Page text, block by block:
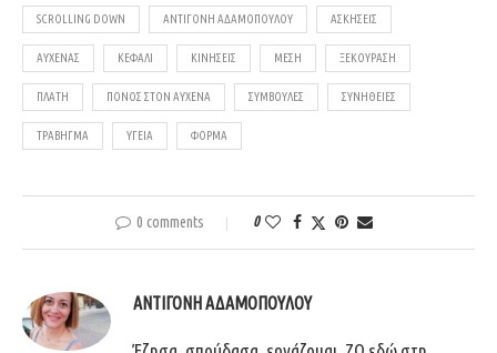
SCROLLING DOWN ΑΝΤΙΓΌΝΗ ΑΔΑΜΟΠΟΎΛΟΥ ΑΣΚΉΣΕΙΣ
ΑΥΧΈΝΑΣ ΚΕΦΆΛΙ ΚΙΝΉΣΕΙΣ ΜΈΣΗ ΞΕΚΟΎΡΑΣΗ
ΠΛΆΤΗ ΠΌΝΟΣ ΣΤΟΝ ΑΥΧΈΝΑ ΣΥΜΒΟΥΛΈΣ ΣΥΝΉΘΕΙΕΣ
ΤΡΆΒΗΓΜΑ ΥΓΕΊΑ ΦΌΡΜΑ
0 comments 0
ΑΝΤΙΓΌΝΗ ΑΔΑΜΟΠΟΎΛΟΥ